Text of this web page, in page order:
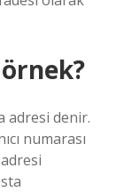
adresi denir.
numarası